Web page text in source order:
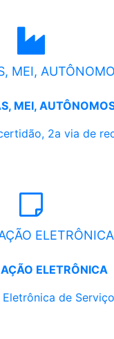
MEI,
MEI,
2a via de
ELETRÔNICA
ELETRÔNICA
de